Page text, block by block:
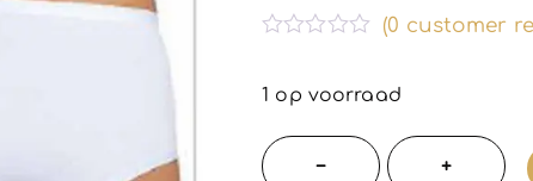
w
r
d
(0 customer
1 op voorraad
−
Set
+